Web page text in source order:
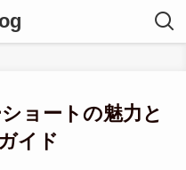
ョートの魅力と
イド